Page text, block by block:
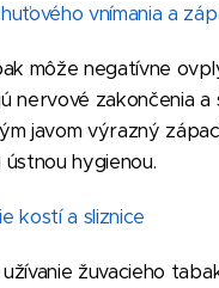
vnímania a
môže negatívne
nervové zakončenia
javom výrazný
hygienou.
kostí a sliznice
žuvacieho